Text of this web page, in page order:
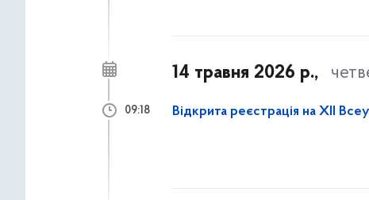
14 травня 2026 р.,
Відкрита реєстрація на XII
09:18